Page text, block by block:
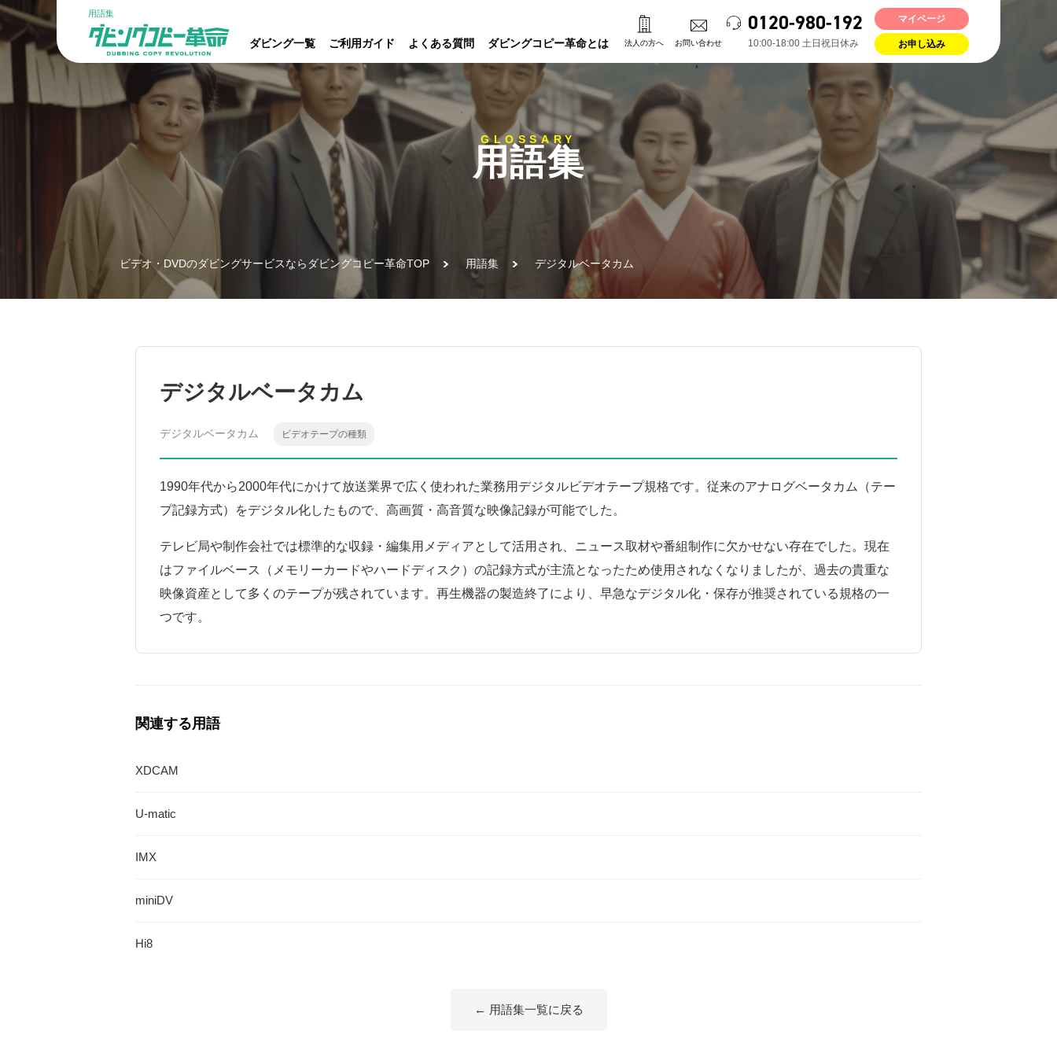
用語集 0120-980-192
10:00-18:00 ⼟⽇祝⽇休み
マイページ
お申し込み
ダビング一覧 ご利用ガイド よくある質問 ダビングコピー革命とは 法人の方へ お問い合わせ
GLOSSARY
用語集
ビデオ・DVDのダビングサービスならダビングコピー革命TOP 用語集 デジタルベータカム
デジタルベータカム
デジタルベータカム ビデオテープの種類
1990年代から2000年代にかけて放送業界で広く使われた業務用デジタルビデオテープ規格です。従来のアナログベータカム（テー
プ記録方式）をデジタル化したもので、高画質・高音質な映像記録が可能でした。
テレビ局や制作会社では標準的な収録・編集用メディアとして活用され、ニュース取材や番組制作に欠かせない存在でした。現在
はファイルベース（メモリーカードやハードディスク）の記録方式が主流となったため使用されなくなりましたが、過去の貴重な
映像資産として多くのテープが残されています。再生機器の製造終了により、早急なデジタル化・保存が推奨されている規格の一
つです。
関連する用語
XDCAM
U-matic
IMX
miniDV
Hi8
← 用語集一覧に戻る